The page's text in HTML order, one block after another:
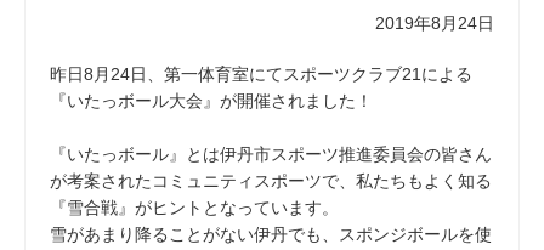
2019年8月24日
昨日8月24日、第一体育室にてスポーツクラブ21による
『いたっボール大会』が開催されました！
『いたっボール』とは伊丹市スポーツ推進委員会の皆さん
が考案されたコミュニティスポーツで、私たちもよく知る
『雪合戦』がヒントとなっています。
雪があまり降ることがない伊丹でも、スポンジボールを使